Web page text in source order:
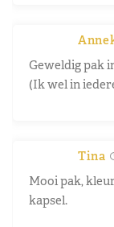
Geweldig pak
(Ik wel in
Tina
Mooi pak,
kapsel.